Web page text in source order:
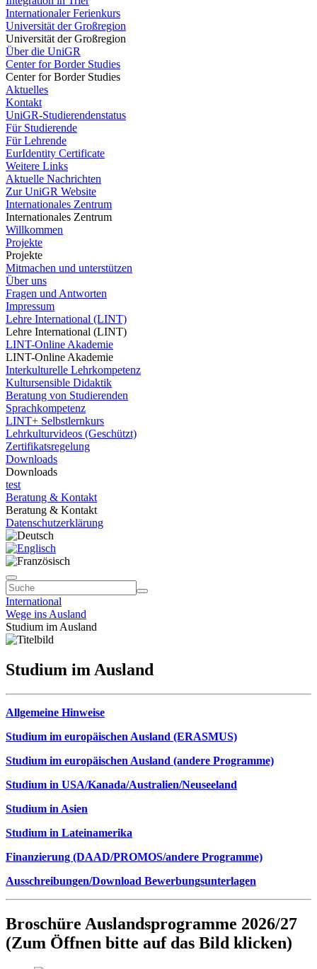
Internationaler Ferienkurs
Universität der Großregion
Universität der Großregion
Über die UniGR
Center for Border Studies
Center for Border Studies
Aktuelles
Kontakt
UniGR-Studierendenstatus
Für Studierende
Für Lehrende
EurIdentity Certificate
Weitere Links
Aktuelle Nachrichten
Zur UniGR Website
Internationales Zentrum
Internationales Zentrum
Willkommen
Projekte
Projekte
Mitmachen und unterstützen
Über uns
Fragen und Antworten
Impressum
Lehre International (LINT)
Lehre International (LINT)
LINT-Online Akademie
LINT-Online Akademie
Interkulturelle Lehrkompetenz
Kultursensible Didaktik
Beratung von Studierenden
Sprachkompetenz
LINT+ Selbstlernkurs
Lehrkulturvideos (Geschützt)
Zertifikatsregelung
Downloads
Downloads
test
Beratung & Kontakt
Beratung & Kontakt
Datenschutzerklärung
International
Wege ins Ausland
Studium im Ausland
Studium im Ausland
Allgemeine Hinweise
Studium im europäischen Ausland (ERASMUS)
Studium im europäischen Ausland (andere Programme)
Studium in USA/Kanada/Australien/Neuseeland
Studium in Asien
Studium in Lateinamerika
Finanzierung (DAAD/PROMOS/andere Programme)
Ausschreibungen/Download Bewerbungsunterlagen
Broschüre Auslandsprogramme 2026/27
(Zum Öffnen bitte auf das Bild klicken)